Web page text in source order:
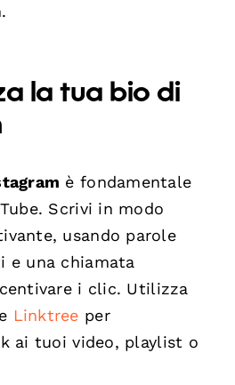
la tua bio di
è fondamentale
Scrivi in modo
usando parole
e una chiamata
i clic. Utilizza
Linktree per
ai tuoi video, playlist o